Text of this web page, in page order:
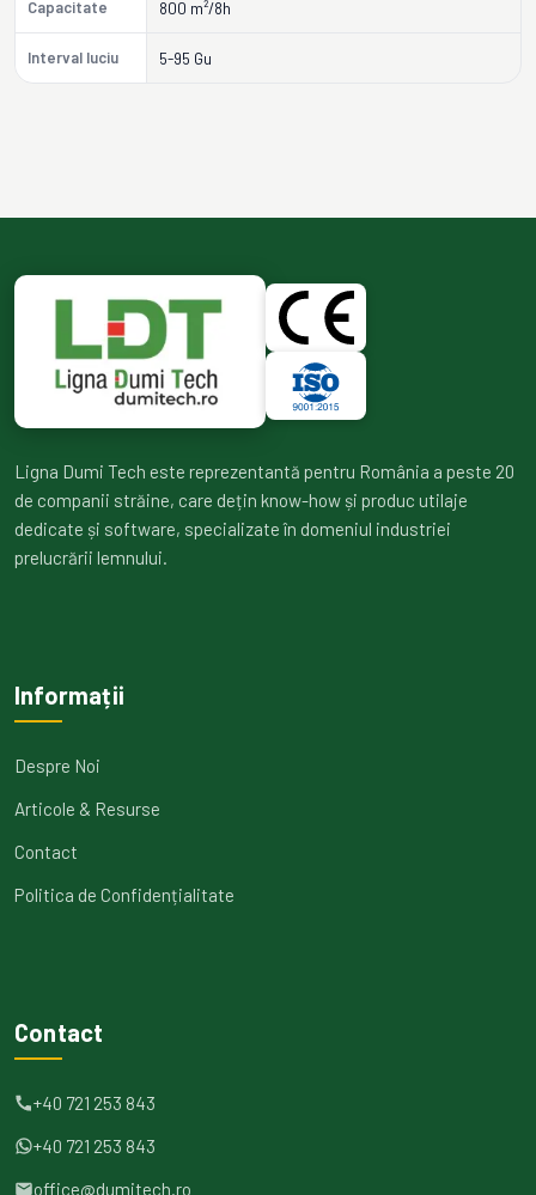
Capacitate 800 m²/8h
Interval luciu 5-95 Gu
Ligna Dumi Tech este reprezentantă pentru România a peste 20
de companii străine, care dețin know-how și produc utilaje
dedicate și software, specializate în domeniul industriei
prelucrării lemnului.
Informații
Despre Noi
Articole & Resurse
Contact
Politica de Confidențialitate
Contact
+40 721 253 843
+40 721 253 843
office@dumitech.ro